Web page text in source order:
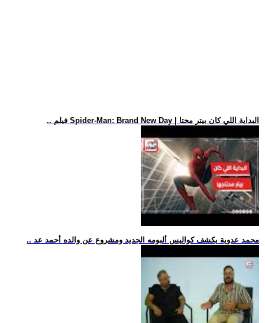
.. فيلم Spider-Man: Brand New Day | البداية اللي كان بيتر محتا
.. محمد عدوية يكشف كواليس ألبومه الجديد ومشروع عن والده أحمد عد